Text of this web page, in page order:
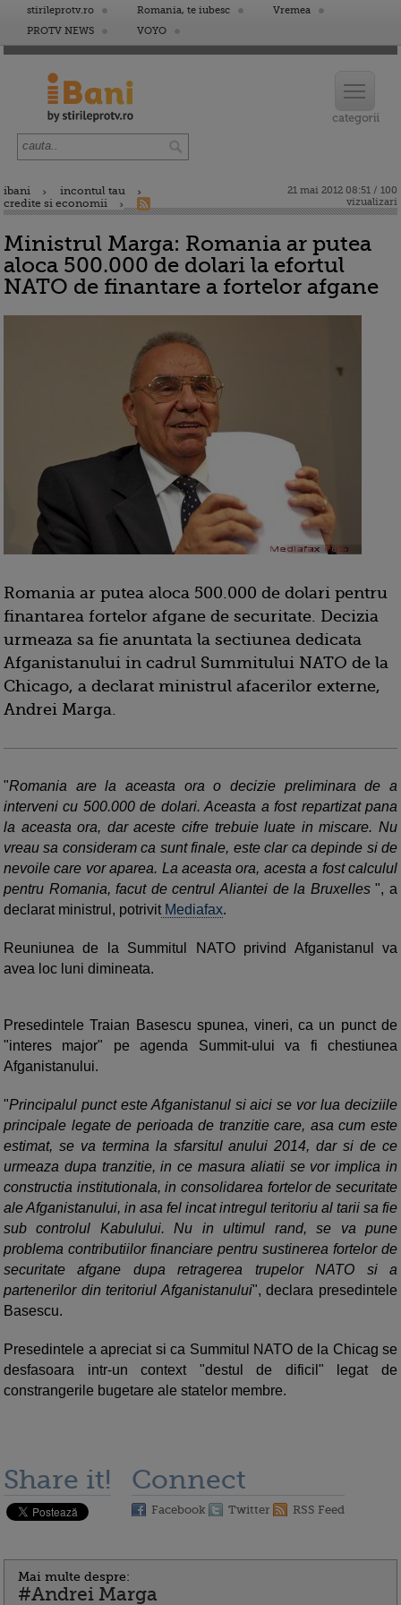
stirileprotv.ro Romania, te iubesc
Vremea
PROTV NEWS
VOYO
ibani
incontul tau
credite si economii
21 mai 2012 08:51 / 100
vizualizari
Ministrul Marga: Romania ar putea
aloca 500.000 de dolari la efortul
NATO de finantare a fortelor afgane
Romania ar putea aloca 500.000 de dolari pentru
finantarea fortelor afgane de securitate. Decizia
urmeaza sa fie anuntata la sectiunea dedicata
Afganistanului in cadrul Summitului NATO de la
Chicago, a declarat ministrul afacerilor externe,
Andrei Marga.
"Romania are la aceasta ora o decizie preliminara de a
interveni cu 500.000 de dolari. Aceasta a fost repartizat pana
la aceasta ora, dar aceste cifre trebuie luate in miscare. Nu
vreau sa consideram ca sunt finale, este clar ca depinde si de
nevoile care vor aparea. La aceasta ora, acesta a fost calculul
pentru Romania, facut de centrul Aliantei de la Bruxelles", a
declarat ministrul, potrivitMediafax.
Reuniunea de la Summitul NATO privind Afganistanul va
avea loc luni dimineata.
Presedintele Traian Basescu spunea, vineri, ca un punct de
"interes major" pe agenda Summit-ului va fi chestiunea
Afganistanului.
"Principalul punct este Afganistanul si aici se vor lua deciziile
principale legate de perioada de tranzitie care, asa cum este
estimat, se va termina la sfarsitul anului 2014, dar si de ce
urmeaza dupa tranzitie, in ce masura aliatii se vor implica in
constructia institutionala, in consolidarea fortelor de securitate
ale Afganistanului, in asa fel incat intregul teritoriu al tarii sa fie
sub controlul Kabulului. Nu in ultimul rand, se va pune
problema contributiilor financiare pentru sustinerea fortelor de
securitate afgane dupa retragerea trupelor NATO si a
partenerilor din teritoriul Afganistanului", declara presedintele
Basescu.
Presedintele a apreciat si ca Summitul NATO de la Chicag se
desfasoara intr-un context "destul de dificil" legat de
constrangerile bugetare ale statelor membre.
Share it! Connect
Facebook Twitter RSS Feed
Mai multe despre:
#Andrei Marga